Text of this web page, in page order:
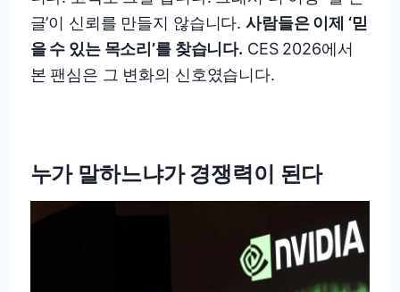
글’이 신뢰를 만들지 않습니다.사람들은 이제 ‘믿
을 수 있는 목소리’를 찾습니다. CES 2026에서
본 팬심은 그 변화의 신호였습니다.
누가 말하느냐가 경쟁력이 된다